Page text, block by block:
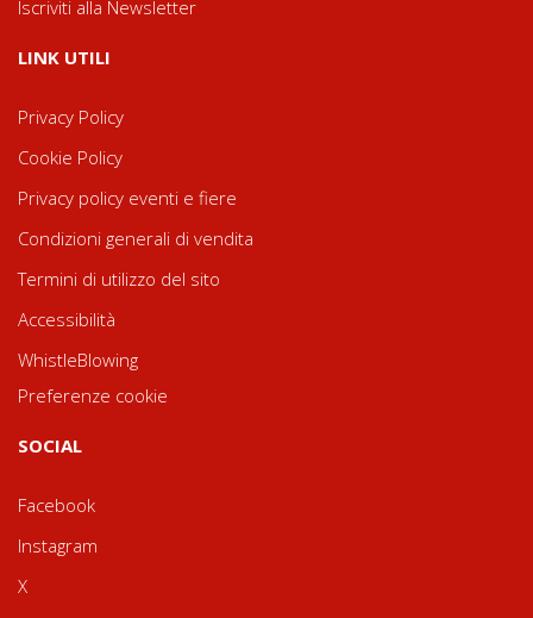
Iscriviti alla Newsletter
LINK UTILI
Privacy Policy
Cookie Policy
Privacy policy eventi e fiere
Condizioni generali di vendita
Termini di utilizzo del sito
Accessibilità
WhistleBlowing
Preferenze cookie
SOCIAL
Facebook
Instagram
X